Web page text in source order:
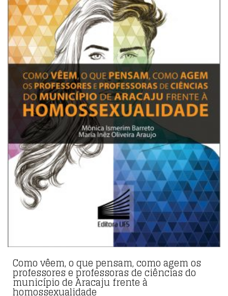
Como vêem, o que pensam, como agem os
professores e professoras de ciências do
município de Aracaju frente à
homossexualidade